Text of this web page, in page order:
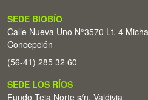
SEDE BIOBÍO
Calle Nueva Uno N°3570 Lt. 4
Concepción
(56-41) 285 32 60
SEDE LOS RÍOS
Fundo Teja Norte s/n. Valdivia